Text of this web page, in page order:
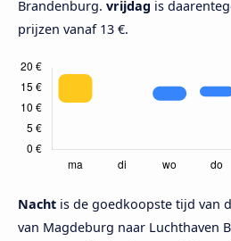
Brandenburg. vrijdag is
prijzen vanaf 13 €.
Nacht is de goedkoopste tijd van
van Magdeburg naar Luchthaven